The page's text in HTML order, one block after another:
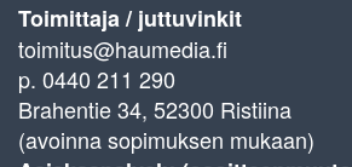
Toimittaja / juttuvinkit
toimitus@haumedia.fi
p. 0440 211 290
Brahentie 34, 52300 Ristiina
(avoinna sopimuksen mukaan)